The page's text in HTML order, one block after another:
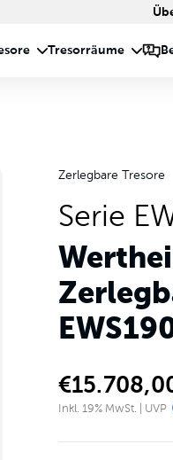
Zerlegbare Tresore
Serie
€
Inkl. 19% MwSt. | UVP